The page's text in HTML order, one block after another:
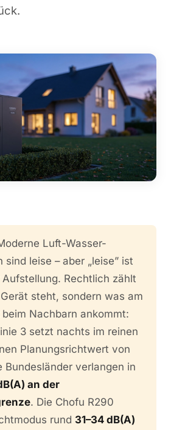
Luft-Wasser-
sind leise – aber „leise” ist
Aufstellung. Rechtlich zählt
steht, sondern was am
beim Nachbarn ankommt:
3 setzt nachts im reinen
Planungsrichtwert von
Bundesländer verlangen in
an der
. Die Chofu R290
rund 31–34 dB(A)